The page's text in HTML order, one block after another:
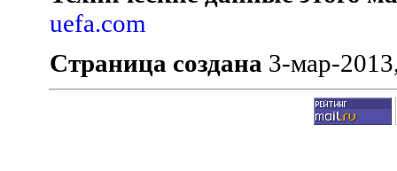
uefa.com
Страница создана 3-мар-2013